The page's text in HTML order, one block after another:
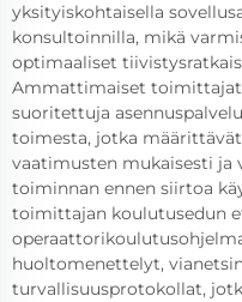
yksityiskohtaisella
konsultoinnilla, mikä
optimaaliset
Ammattimaiset toimittajat
suoritettuja
toimesta, jotka
vaatimusten mukaisesti ja
toiminnan ennen siirtoa
toimittajan koulutusedun
huoltomenettelyt,
turvallisuusprotokollat,